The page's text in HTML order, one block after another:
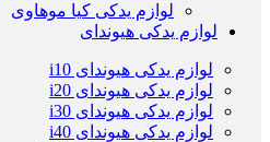
لوازم یدکی کیا موهاوی
لوازم یدکی هیوندای
لوازم یدکی هیوندای i10
لوازم یدکی هیوندای i20
لوازم یدکی هیوندای i30
لوازم یدکی هیوندای i40